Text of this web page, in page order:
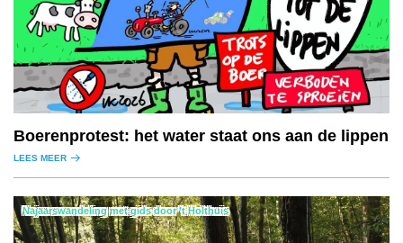
Boerenprotest: het water staat ons aan de lippen
LEES MEER
Najaarswandeling met gids door ’t Holthuis